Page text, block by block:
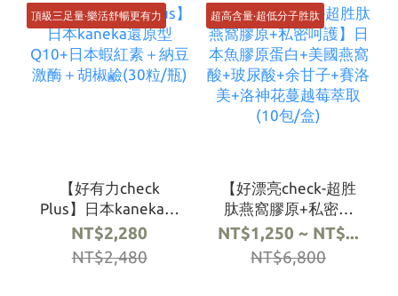
頂級三足量·樂活舒暢更有力
【好有力check
Plus】日本kaneka還
原型Q10+日本蝦紅素
＋納豆激酶＋胡椒鹼
(30粒/瓶)
NT$2,280
NT$2,480
超高含量·超低分子胜肽
【好漂亮check-超胜
肽燕窩膠原+私密呵
護】日本魚膠原蛋白
+美國燕窩酸+玻尿酸
+余甘子+賽洛美+洛神
NT$1,250 ~ NT$...
NT$6,800